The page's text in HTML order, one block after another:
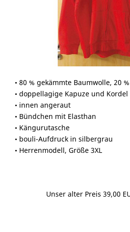
• 80 % gekämmte Baumwolle, 20
• doppellagige Kapuze und
• innen angeraut
• Bündchen mit Elasthan
• Kängurutasche
• bouli-Aufdruck in silbergrau
• Herrenmodell, Größe 3XL
Unser alter Preis 39,00